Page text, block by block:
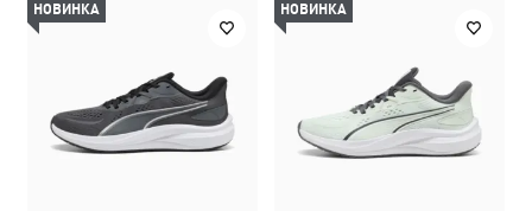
НОВИНКА НОВИНКА